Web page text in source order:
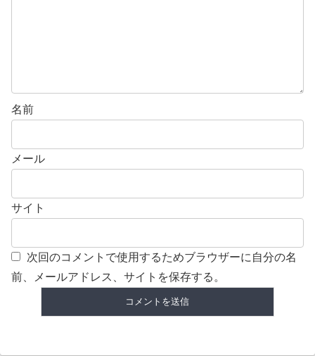
名前
メール
サイト
次回のコメントで使用するためブラウザーに自分の名
前、メールアドレス、サイトを保存する。